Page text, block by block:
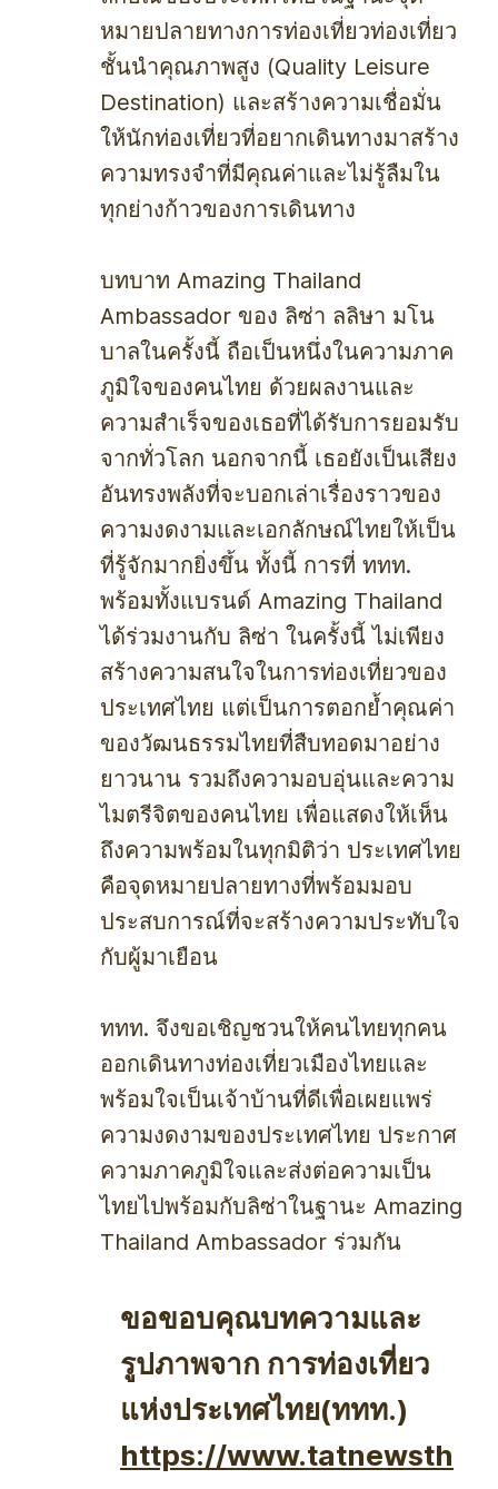
หมายปลายทางการท่องเที่ยวท่องเที่ยว
ชั้นนำคุณภาพสูง (Quality Leisure
Destination) และสร้างความเชื่อมั่น
ให้นักท่องเที่ยวที่อยากเดินทางมาสร้าง
ความทรงจําที่มีคุณค่าและไม่รู้ลืมใน
ทุกย่างก้าวของการเดินทาง
บทบาท Amazing Thailand
Ambassador ของ ลิซ่า ลลิษา มโน
บาลในครั้งนี้ ถือเป็นหนึ่งในความภาค
ภูมิใจของคนไทย ด้วยผลงานและ
ความสำเร็จของเธอที่ได้รับการยอมรับ
จากทั่วโลก นอกจากนี้ เธอยังเป็นเสียง
อันทรงพลังที่จะบอกเล่าเรื่องราวของ
ความงดงามและเอกลักษณ์ไทยให้เป็น
ที่รู้จักมากยิ่งขึ้น ทั้งนี้ การที่ ททท.
พร้อมทั้งแบรนด์ Amazing Thailand
ได้ร่วมงานกับ ลิซ่า ในครั้งนี้ ไม่เพียง
สร้างความสนใจในการท่องเที่ยวของ
ประเทศไทย แต่เป็นการตอกย้ำคุณค่า
ของวัฒนธรรมไทยที่สืบทอดมาอย่าง
ยาวนาน รวมถึงความอบอุ่นและความ
ไมตรีจิตของคนไทย เพื่อแสดงให้เห็น
ถึงความพร้อมในทุกมิติว่า ประเทศไทย
คือจุดหมายปลายทางที่พร้อมมอบ
ประสบการณ์ที่จะสร้างความประทับใจ
กับผู้มาเยือน
ททท. จึงขอเชิญชวนให้คนไทยทุกคน
ออกเดินทางท่องเที่ยวเมืองไทยและ
พร้อมใจเป็นเจ้าบ้านที่ดีเพื่อเผยแพร่
ความงดงามของประเทศไทย ประกาศ
ความภาคภูมิใจและส่งต่อความเป็น
ไทยไปพร้อมกับลิซ่าในฐานะ Amazing
Thailand Ambassador ร่วมกัน
ขอขอบคุณบทความและ
รูปภาพจาก การท่องเที่ยว
แห่งประเทศไทย(ททท.)
https://www.tatnewsth